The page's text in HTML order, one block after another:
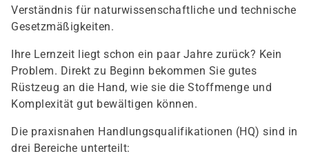
Verständnis für naturwissenschaftliche und technische
Gesetzmäßigkeiten.
Ihre Lernzeit liegt schon ein paar Jahre zurück? Kein
Problem. Direkt zu Beginn bekommen Sie gutes
Rüstzeug an die Hand, wie sie die Stoffmenge und
Komplexität gut bewältigen können.
Die praxisnahen Handlungsqualifikationen (HQ) sind in
drei Bereiche unterteilt: